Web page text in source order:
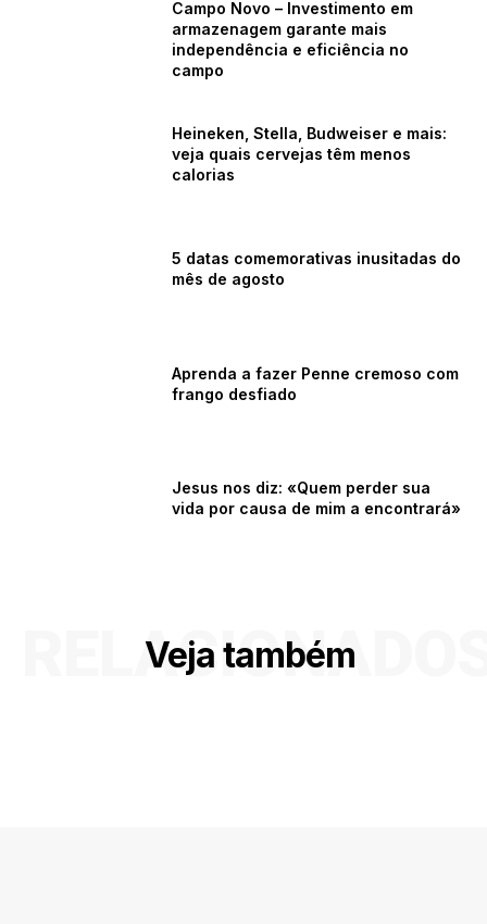
Campo Novo – Investimento em
armazenagem garante mais
independência e eficiência no
campo
Heineken, Stella, Budweiser e mais:
veja quais cervejas têm menos
calorias
5 datas comemorativas inusitadas do
mês de agosto
Aprenda a fazer Penne cremoso com
frango desfiado
Jesus nos diz: «Quem perder sua
vida por causa de mim a encontrará»
Veja também